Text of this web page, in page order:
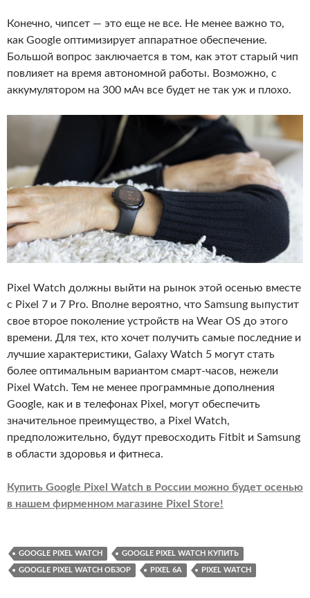
Конечно, чипсет — это еще не все. Не менее важно то,
как Google оптимизирует аппаратное обеспечение.
Большой вопрос заключается в том, как этот старый чип
повлияет на время автономной работы. Возможно, с
аккумулятором на 300 мАч все будет не так уж и плохо.
Pixel Watch должны выйти на рынок этой осенью вместе
с Pixel 7 и 7 Pro. Вполне вероятно, что Samsung выпустит
свое второе поколение устройств на Wear OS до этого
времени. Для тех, кто хочет получить самые последние и
лучшие характеристики, Galaxy Watch 5 могут стать
более оптимальным вариантом смарт-часов, нежели
Pixel Watch. Тем не менее программные дополнения
Google, как и в телефонах Pixel, могут обеспечить
значительное преимущество, а Pixel Watch,
предположительно, будут превосходить Fitbit и Samsung
в области здоровья и фитнеса.
Купить Google Pixel Watch в России можно будет осенью
в нашем фирменном магазине Pixel Store!
GOOGLE PIXEL WATCH GOOGLE PIXEL WATCH КУПИТЬ
GOOGLE PIXEL WATCH ОБЗОР PIXEL 6A PIXEL WATCH